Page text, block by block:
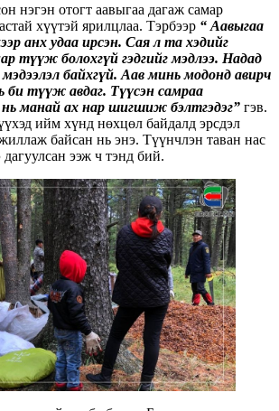
отогт аавыгаа дагаж самар
хүүтэй ярилцлаа. Тэрбээр “ Аавыгаа
анх удаа ирсэн. Сая л та хэдийг
түүж болохгүй гэдгийг мэдлээ. Надад
байхгүй. Аав минь модонд авирч
би түүж авдаг. Түүсэн самраа
манай ах нар шигшиж бэлтгэдэг” гэв.
ийм хүнд нөхцөл байдалд эрсдэл
байсан нь энэ. Түүнчлэн таван нас
ээж ч тэнд бий.